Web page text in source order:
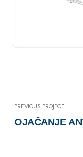
PREVIOUS PROJECT
OJAČANJE